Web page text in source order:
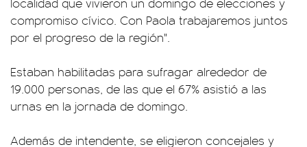
compromiso cívico. Con Paola trabajaremos juntos
por el progreso de la región".
Estaban habilitadas para sufragar alrededor de
19.000 personas, de las que el 67% asistió a las
urnas en la jornada de domingo.
Además de intendente, se eligieron concejales y